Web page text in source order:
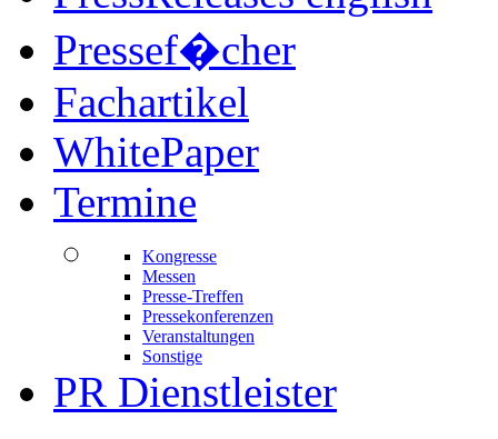
Pressef�cher
Fachartikel
WhitePaper
Termine
Kongresse
Messen
Presse-Treffen
Pressekonferenzen
Veranstaltungen
Sonstige
PR Dienstleister